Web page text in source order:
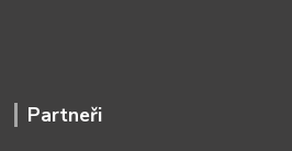
Partneři